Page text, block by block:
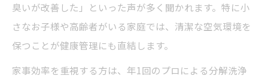
を両立
家事効率を高めるコスパ重視の清掃方法
ト
臭いが改善した」といった声が多く聞かれます。特に小
さなお子様や高齢者がいる家庭では、清潔な空気環境を
保つことが健康管理にも直結します。
家事効率を重視する方は、年1回のプロによる分解洗浄